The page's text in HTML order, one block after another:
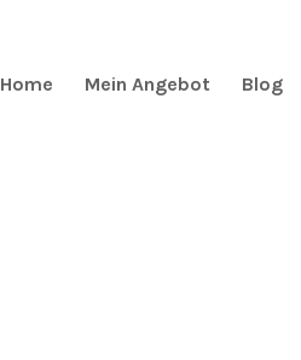
Home Mein Angebot Blog